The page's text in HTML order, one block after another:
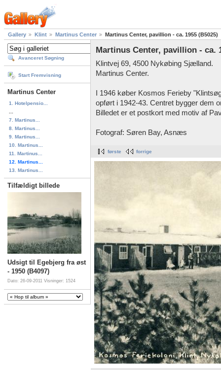
Gallery Klint Martinus Center Martinus Center, pavillion - ca. 1955 (B5025)
Avanceret Søgning
Start Fremvisning
Martinus Center
1. Hotelpensio...
7. Martinus...
8. Martinus...
9. Martinus...
10. Martinus...
11. Martinus...
12. Martinus...
13. Martinus...
Tilfældigt billede
Udsigt til Egebjerg fra øst
- 1950 (B4097)
Dato: 26-09-2011 Visninger: 1524
Martinus Center, pavillion - ca.
Klintvej 69, 4500 Nykøbing Sjælland.
Martinus Center.
I 1946 køber Kosmos Ferieby
opført i 1942-43. Centret bygger dem
Billedet er et postkort med motiv af
Fotograf: Søren Bay, Asnæs
første forrige